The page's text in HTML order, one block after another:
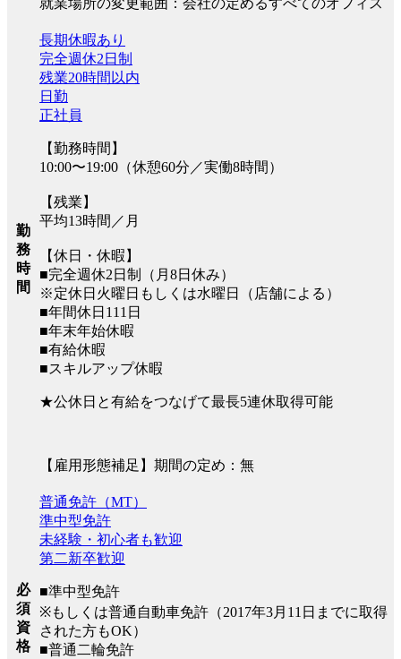
就業場所の変更範囲：会社の定めるすべてのオフィス
勤
務
時
間
長期休暇あり
完全週休2日制
残業20時間以内
日勤
正社員
【勤務時間】
10:00〜19:00（休憩60分／実働8時間）
【残業】
平均13時間／月
【休日・休暇】
■完全週休2日制（月8日休み）
※定休日火曜日もしくは水曜日（店舗による）
■年間休日111日
■年末年始休暇
■有給休暇
■スキルアップ休暇
★公休日と有給をつなげて最長5連休取得可能
【雇用形態補足】期間の定め：無
必
須
資
格
普通免許（MT）
準中型免許
未経験・初心者も歓迎
第二新卒歓迎
■準中型免許
※もしくは普通自動車免許（2017年3月11日までに取得
された方もOK）
■普通二輪免許